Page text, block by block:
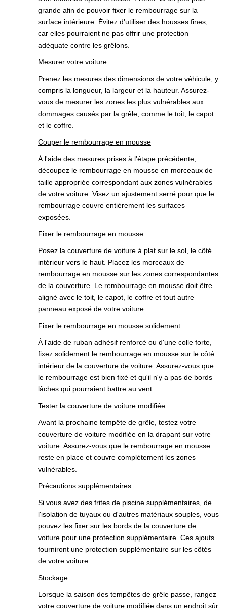
grande afin de pouvoir fixer le rembourrage sur la
surface intérieure. Évitez d'utiliser des housses fines,
car elles pourraient ne pas offrir une protection
adéquate contre les grêlons.
Mesurer votre voiture
Prenez les mesures des dimensions de votre véhicule, y
compris la longueur, la largeur et la hauteur. Assurez-
vous de mesurer les zones les plus vulnérables aux
dommages causés par la grêle, comme le toit, le capot
et le coffre.
Couper le rembourrage en mousse
À l'aide des mesures prises à l'étape précédente,
découpez le rembourrage en mousse en morceaux de
taille appropriée correspondant aux zones vulnérables
de votre voiture. Visez un ajustement serré pour que le
rembourrage couvre entièrement les surfaces
exposées.
Fixer le rembourrage en mousse
Posez la couverture de voiture à plat sur le sol, le côté
intérieur vers le haut. Placez les morceaux de
rembourrage en mousse sur les zones correspondantes
de la couverture. Le rembourrage en mousse doit être
aligné avec le toit, le capot, le coffre et tout autre
panneau exposé de votre voiture.
Fixer le rembourrage en mousse solidement
À l'aide de ruban adhésif renforcé ou d'une colle forte,
fixez solidement le rembourrage en mousse sur le côté
intérieur de la couverture de voiture. Assurez-vous que
le rembourrage est bien fixé et qu'il n'y a pas de bords
lâches qui pourraient battre au vent.
Tester la couverture de voiture modifiée
Avant la prochaine tempête de grêle, testez votre
couverture de voiture modifiée en la drapant sur votre
voiture. Assurez-vous que le rembourrage en mousse
reste en place et couvre complètement les zones
vulnérables.
Précautions supplémentaires
Si vous avez des frites de piscine supplémentaires, de
l'isolation de tuyaux ou d'autres matériaux souples, vous
pouvez les fixer sur les bords de la couverture de
voiture pour une protection supplémentaire. Ces ajouts
fourniront une protection supplémentaire sur les côtés
de votre voiture.
Stockage
Lorsque la saison des tempêtes de grêle passe, rangez
votre couverture de voiture modifiée dans un endroit sûr